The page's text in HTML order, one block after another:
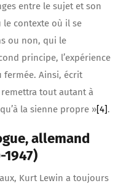
entre le sujet et son
contexte où il se
ou non, qui le
principe, l’expérience
fermée. Ainsi, écrit
remettra tout autant à
la sienne propre »[4] .
allemand
Kurt Lewin a toujours